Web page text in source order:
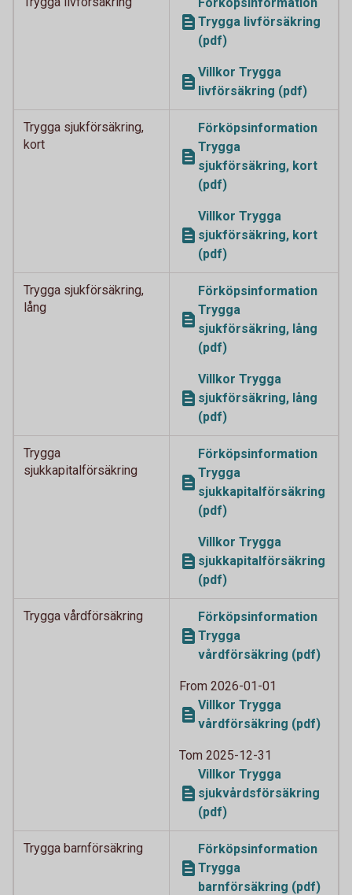
Trygga livförsäkring
(pdf)
Villkor Trygga
livförsäkring (pdf)
Trygga sjukförsäkring,
kort
Förköpsinformation
Trygga
sjukförsäkring, kort
(pdf)
Villkor Trygga
sjukförsäkring, kort
(pdf)
Trygga sjukförsäkring,
lång
Förköpsinformation
Trygga
sjukförsäkring, lång
(pdf)
Villkor Trygga
sjukförsäkring, lång
(pdf)
Trygga
sjukkapitalförsäkring
Förköpsinformation
Trygga
sjukkapitalförsäkring
(pdf)
Villkor Trygga
sjukkapitalförsäkring
(pdf)
Trygga vårdförsäkring
Förköpsinformation
Trygga
vårdförsäkring (pdf)
From 2026-01-01
Villkor Trygga
vårdförsäkring (pdf)
Tom 2025-12-31
Villkor Trygga
sjukvårdsförsäkring
(pdf)
Trygga barnförsäkring
Förköpsinformation
Trygga
barnförsäkring (pdf)